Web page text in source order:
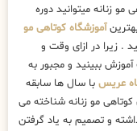
زنانه میتوانید دوره
آموزشگاه کوتاهی مو
. زیرا در ازای وقت و
ببینید و مجبور به
عریس با سال ها سابقه
مو زنانه شناخته می
و تصمیم به یاد گرفتن